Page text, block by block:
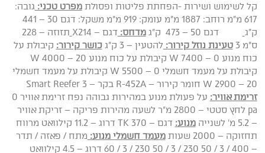
קל לשימוש ושירות -הפחתת פליטות ופסולתמפרט טכני: גובה:
617 מ"מ רוחב: 1887 מ"מ עומק: 919 מ"מ משקל: דגם 30 – 441
ק"ג
דגם 50 – 473 ק"ג מדחס: דגם – X214
תזוזה – 228
ס"מ 3
טעינת נוזל קירור: להטעין – 3 ק"ג כושר קירור: קיבולת על
כוח מנוע 0 – 7400 W קיבולת על כוח מנוע 20 – 4000 W
קיבולת על מעמד חשמלי 0 – 5500 W קיבולת על מעמד חשמלי
20 – 2900 W חומר קירור – R-452A בקר – Smart Reefer 3
זרימת אוויר:
על פעולת מנוע במהירות גבוהה נפח זרימת אוויר 0
pa לחץ סטטי – 2800 מ"ר לשעה מהירות פריקה – זריקת אוויר
– 5.2 מ' לשנייה
מנוע:
דגם – TK 370 דרוג – 11.2 קילוואט מרווח
תחזוקה – 2000 שעות
מעמד חשמלי מנוע: מתח / פאזה / תדר
– 400 / 3 / 50 230 / 3 / 50 230 / 3 / 60 דרוג – 4.5 קילוואט